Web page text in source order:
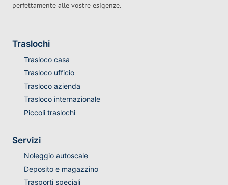
perfettamente alle vostre esigenze.
Traslochi
Trasloco casa
Trasloco ufficio
Trasloco azienda
Trasloco internazionale
Piccoli traslochi
Servizi
Noleggio autoscale
Deposito e magazzino
Trasporti speciali